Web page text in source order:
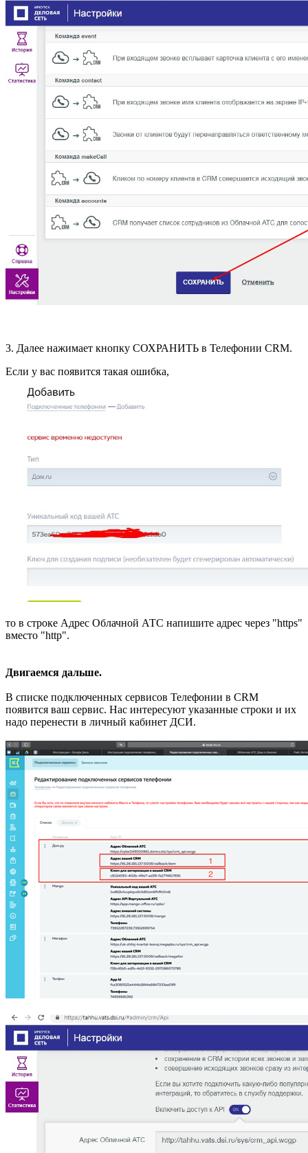
3. Далее нажимает кнопку СОХРАНИТЬ в Телефонии CRM.
Если у вас появится такая ошибка,
то в строке Адрес Облачной АТС напишите адрес через "https"
вместо "http".
Двигаемся дальше.
В списке подключенных сервисов Телефонии в CRM
появится ваш сервис. Нас интересуют указанные строки и их
надо перенести в личный кабинет ДСИ.